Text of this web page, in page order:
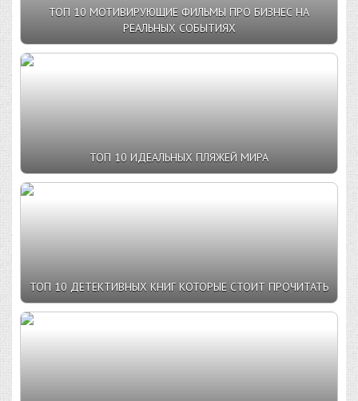
ТОП 10 МОТИВИРУЮЩИЕ ФИЛЬМЫ ПРО БИЗНЕС НА
РЕАЛЬНЫХ СОБЫТИЯХ
ТОП 10 ИДЕАЛЬНЫХ ПЛЯЖЕЙ МИРА
ТОП 10 ДЕТЕКТИВНЫХ КНИГ КОТОРЫЕ СТОИТ ПРОЧИТАТЬ